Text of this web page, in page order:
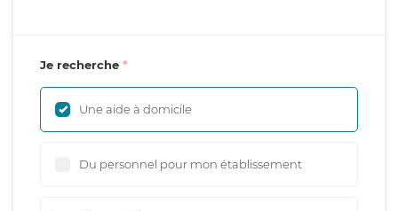
Je recherche
Une aide à domicile
Du personnel pour mon établissement